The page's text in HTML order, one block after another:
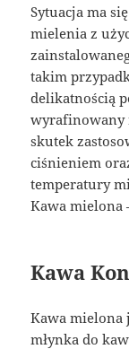
Sytuacja ma
mielenia z
takim
delikatnością
wyrafinowany
skutek
ciśnieniem
temperatury
Kawa mielona
Kawa
Kawa mielona
młynka do